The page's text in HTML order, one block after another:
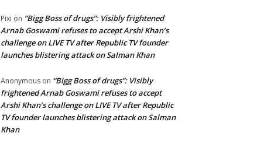
Pixi on “Bigg Boss of drugs”: Visibly frightened
Arnab Goswami refuses to accept Arshi Khan’s
challenge on LIVE TV after Republic TV founder
launches blistering attack on Salman Khan
Anonymous on “Bigg Boss of drugs”: Visibly
frightened Arnab Goswami refuses to accept
Arshi Khan’s challenge on LIVE TV after Republic
TV founder launches blistering attack on Salman
Khan